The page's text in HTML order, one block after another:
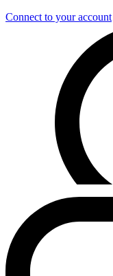
Connect to your account